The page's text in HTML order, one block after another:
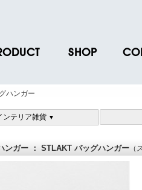
トデータ
ティグッズ
SHOP
BRUNO POINT リクル
ハンガー
ンテリア雑貨 ▼
ンガー ： STLAKT バッグハンガー （